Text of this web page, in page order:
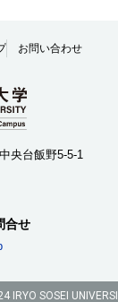
お問い合わせ
央台飯野5-5-1
合せ
IRYO SOSEI